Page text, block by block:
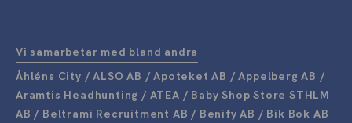
Vi samarbetar med bland andra
Åhléns City / ALSO AB / Apoteket AB / Appelberg AB /
Aramtis Headhunting / ATEA / Baby Shop Store STHLM
AB / Beltrami Recruitment AB / Benify AB / Bik Bok AB